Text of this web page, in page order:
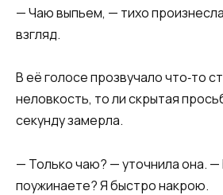
— Чаю выпьем, — тихо
взгляд.
В её голосе прозвучало что‑то
неловкость, то ли скрытая
секунду замерла.
— Только чаю? — уточнила она. —
поужинаете? Я быстро накрою.